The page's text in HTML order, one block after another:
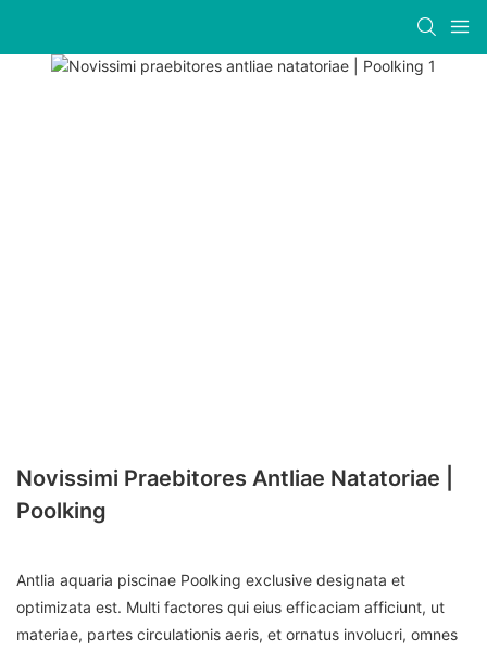
Novissimi Praebitores Antliae Natatoriae |
Poolking
Antlia aquaria piscinae Poolking exclusive designata et
optimizata est. Multi factores qui eius efficaciam afficiunt, ut
materiae, partes circulationis aeris, et ornatus involucri, omnes